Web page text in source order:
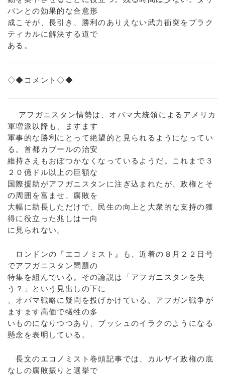
バンとの効果的な合意形
成こそが、長引き、勝利のありえない武力衝突をプラク
ティカルに解決する道で
ある。
◇◆コメント◇◆
アフガニスタン情勢は、オバマ大統領によるアメリカ
軍増派以降も、ますます
軍事的な勝利にとって絶望的と見られるようになってい
る。首都カブールの治安
維持さえもおぼつかなくなっているようだ。これまで３
２０億ドル以上の巨額な
国際援助がアフガニスタンに注ぎ込まれたが、政権とそ
の周囲を富ませ、腐敗を
大幅に助長しただけで、民生の向上と大衆的な支持の獲
得に役立った兆しは一向
に見られない。
ロンドンの『エコノミスト』も、近着の８月２２日号
でアフガニスタン問題の
特集を組んでいる。その論説は「アフガニスタンを失
う？」という見出しの下に
、オバマ戦略に疑問を投げかけている。アフガン戦争が
ますます高価で犠牲の多
いものになりつつあり、ブッシュのイラクのようになる
懸念を表明している。
長文のエコノミスト巻頭記事では、カルザイ政権の底
なしの腐敗振りと選挙で